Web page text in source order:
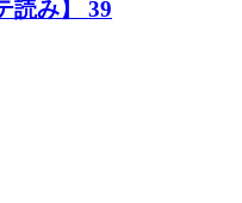
読み】 39